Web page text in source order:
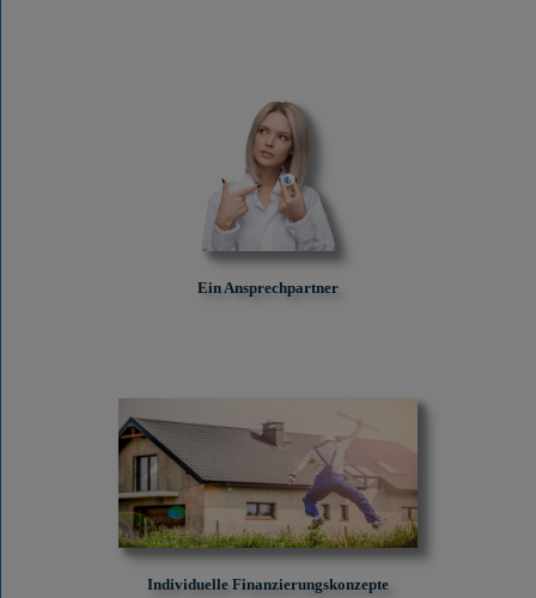
Ein Ansprechpartner
Individuelle Finanzierungskonzepte